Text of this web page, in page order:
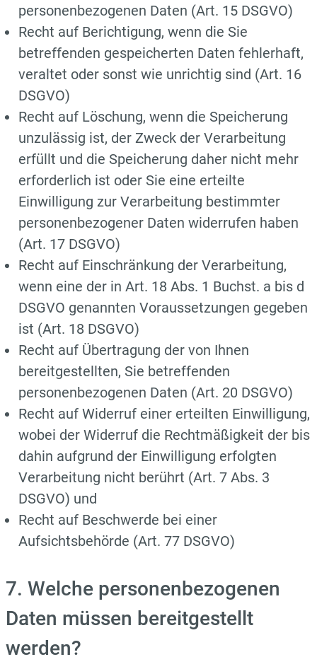
personenbezogenen Daten (Art. 15 DSGVO)
Recht auf Berichtigung, wenn die Sie
betreffenden gespeicherten Daten fehlerhaft,
veraltet oder sonst wie unrichtig sind (Art. 16
DSGVO)
Recht auf Löschung, wenn die Speicherung
unzulässig ist, der Zweck der Verarbeitung
erfüllt und die Speicherung daher nicht mehr
erforderlich ist oder Sie eine erteilte
Einwilligung zur Verarbeitung bestimmter
personenbezogener Daten widerrufen haben
(Art. 17 DSGVO)
Recht auf Einschränkung der Verarbeitung,
wenn eine der in Art. 18 Abs. 1 Buchst. a bis d
DSGVO genannten Voraussetzungen gegeben
ist (Art. 18 DSGVO)
Recht auf Übertragung der von Ihnen
bereitgestellten, Sie betreffenden
personenbezogenen Daten (Art. 20 DSGVO)
Recht auf Widerruf einer erteilten Einwilligung,
wobei der Widerruf die Rechtmäßigkeit der bis
dahin aufgrund der Einwilligung erfolgten
Verarbeitung nicht berührt (Art. 7 Abs. 3
DSGVO) und
Recht auf Beschwerde bei einer
Aufsichtsbehörde (Art. 77 DSGVO)
7. Welche personenbezogenen
Daten müssen bereitgestellt
werden?